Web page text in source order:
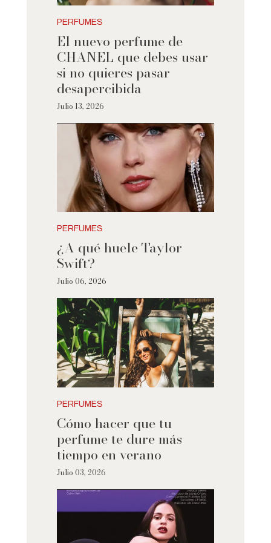
PERFUMES
El nuevo perfume de
CHANEL que debes usar
si no quieres pasar
desapercibida
Julio 13, 2026
PERFUMES
¿A qué huele Taylor
Swift?
Julio 06, 2026
PERFUMES
Cómo hacer que tu
perfume te dure más
tiempo en verano
Julio 03, 2026